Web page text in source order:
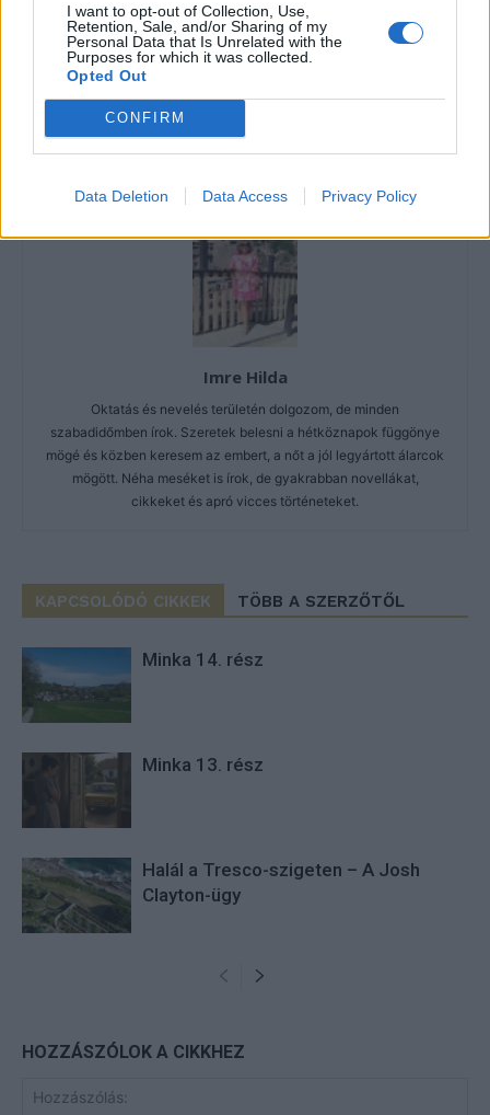
I want to opt-out of Collection, Use,
Retention, Sale, and/or Sharing of my
Personal Data that Is Unrelated with the
Purposes for which it was collected.
Opted Out
CONFIRM
Data Deletion Data Access Privacy Policy
Imre Hilda
Oktatás és nevelés területén dolgozom, de minden
szabadidőmben írok. Szeretek belesni a hétköznapok függönye
mögé és közben keresem az embert, a nőt a jól legyártott álarcok
mögött. Néha meséket is írok, de gyakrabban novellákat,
cikkeket és apró vicces történeteket.
KAPCSOLÓDÓ CIKKEK TÖBB A SZERZŐTŐL
Minka 14. rész
Minka 13. rész
Halál a Tresco-szigeten – A Josh
Clayton-ügy
HOZZÁSZÓLOK A CIKKHEZ